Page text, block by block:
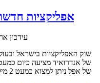
אפליקציות
עידכון אחרון ב-
שוק האפליקציות בישראל
של אפל ניתן למצוא כמעט 2 מיליון אפליקציות